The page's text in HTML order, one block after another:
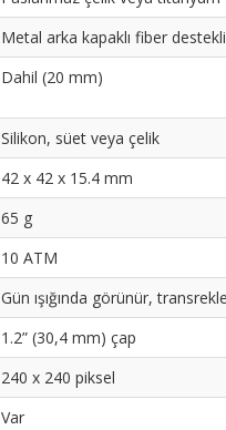
Metal arka kapaklı fiber
Dahil (20 mm)
Silikon, süet veya çelik
42 x 42 x 15.4 mm
65 g
10 ATM
Gün ışığında görünür,
1.2” (30,4 mm) çap
240 x 240 piksel
Var